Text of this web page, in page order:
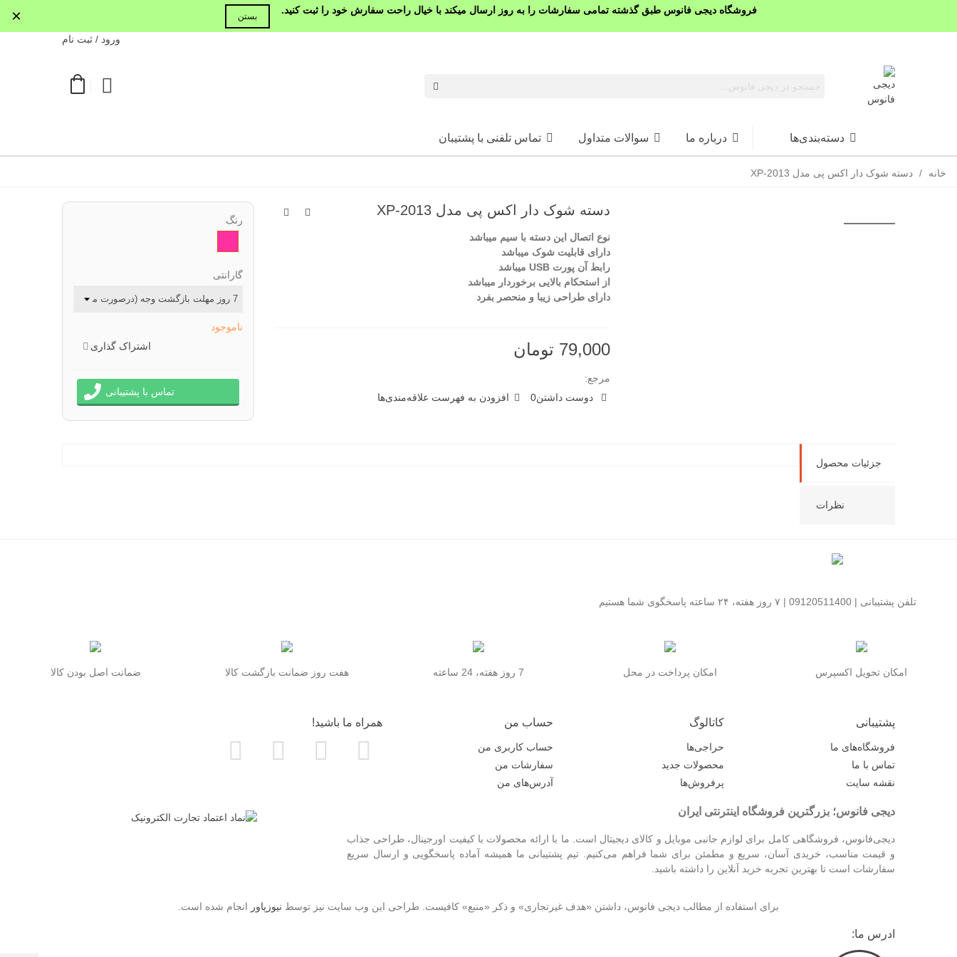
فروشگاه دیجی فانوس طبق گذشته تمامی سفارشات را به روز ارسال میکند با خیال راحت سفارش خود را ثبت کنید.
بستن ×
ورود / ثبت نام
دسته‌بندی‌ها درباره ما سوالات متداول تماس تلفنی با پشتیبان
خانه / دسته شوک دار اکس پی مدل XP-2013
دسته شوک دار اکس پی مدل XP-2013
نوع اتصال این دسته با سیم میباشد
دارای قابلیت شوک میباشد
رابط آن پورت USB میباشد
از استحکام بالایی برخوردار میباشد
دارای طراحی زیبا و منحصر بفرد
79,000 تومان
مرجع:
دوست داشتن0 افزودن به فهرست علاقه‌مندی‌ها
رنگ
گارانتی
ناموجود
اشتراک گذاری
تماس با پشتیبانی
جزئیات محصول
نظرات
تلفن پشتیبانی | 09120511400 | ۷ روز هفته، ۲۴ ساعته پاسخگوی شما هستیم
امکان تحویل اکسپرس امکان پرداخت در محل 7 روز هفته، 24 ساعته هفت روز ضمانت بازگشت کالا ضمانت اصل بودن کالا
پشتیبانی
فروشگاه‌های ما
تماس با ما
نقشه سایت
کاتالوگ
حراجی‌ها
محصولات جدید
پرفروش‌ها
حساب من
حساب کاربری من
سفارشات من
آدرس‌های من
همراه ما باشید!
دیجی فانوس؛ بزرگترین فروشگاه اینترنتی ایران
دیجی‌فانوس، فروشگاهی کامل برای لوازم جانبی موبایل و کالای دیجیتال است. ما با ارائه محصولات با کیفیت اورجینال، طراحی جذاب
و قیمت مناسب، خریدی آسان، سریع و مطمئن برای شما فراهم می‌کنیم. تیم پشتیبانی ما همیشه آماده پاسخگویی و ارسال سریع
سفارشات است تا بهترین تجربه خرید آنلاین را داشته باشید.
برای استفاده از مطالب دیجی فانوس، داشتن «هدف غیرتجاری» و ذکر «منبع» کافیست. طراحی این وب سایت نیز توسط نیوزپاور انجام شده است.
ادرس ما: